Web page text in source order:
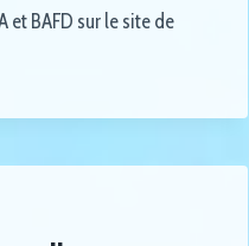
et BAFD sur le site de